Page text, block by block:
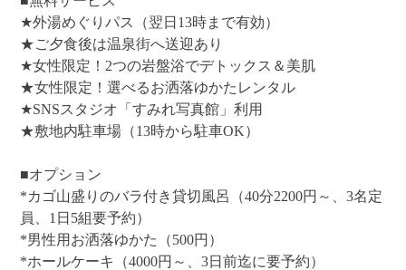
★外湯めぐりパス（翌日13時まで有効）
★ご夕食後は温泉街へ送迎あり
★女性限定！2つの岩盤浴でデトックス＆美肌
★女性限定！選べるお洒落ゆかたレンタル
★SNSスタジオ「すみれ写真館」利用
★敷地内駐車場（13時から駐車OK）
■オプション
*カゴ山盛りのバラ付き貸切風呂（40分2200円～、3名定
員、1日5組要予約）
*男性用お洒落ゆかた（500円）
*ホールケーキ（4000円～、3日前迄に要予約）